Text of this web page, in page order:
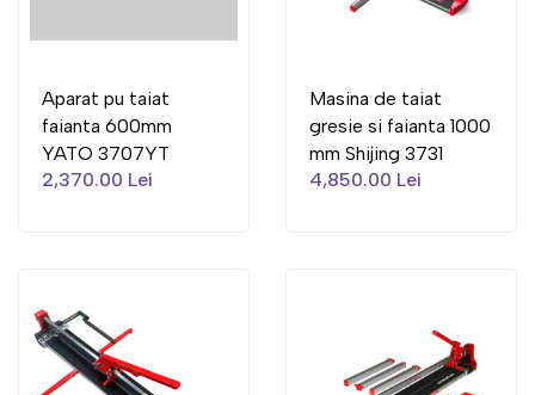
Aparat pu taiat
faianta 600mm
YATO 3707YT
2,370.00 Lei
Masina de taiat
gresie si faianta 1000
mm Shijing 3731
4,850.00 Lei